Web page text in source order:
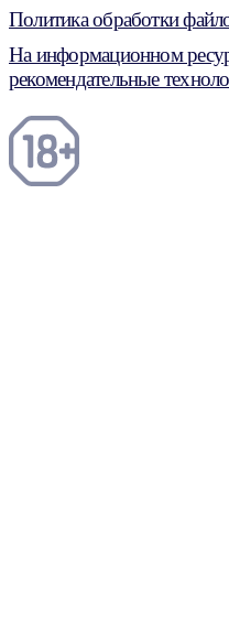
Политика обработки
На информационном
рекомендательные